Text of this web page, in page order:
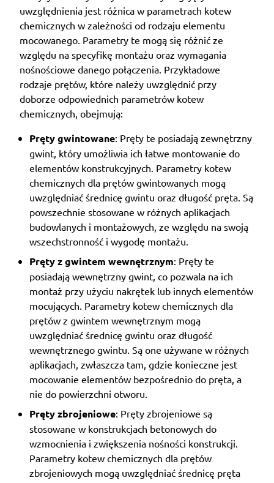
uwzględnienia jest różnica w parametrach kotew
chemicznych w zależności od rodzaju elementu
mocowanego. Parametry te mogą się różnić ze
względu na specyfikę montażu oraz wymagania
nośnościowe danego połączenia. Przykładowe
rodzaje prętów, które należy uwzględnić przy
doborze odpowiednich parametrów kotew
chemicznych, obejmują:
Pręty gwintowane: Pręty te posiadają zewnętrzny
gwint, który umożliwia ich łatwe montowanie do
elementów konstrukcyjnych. Parametry kotew
chemicznych dla prętów gwintowanych mogą
uwzględniać średnicę gwintu oraz długość pręta. Są
powszechnie stosowane w różnych aplikacjach
budowlanych i montażowych, ze względu na swoją
wszechstronność i wygodę montażu.
Pręty z gwintem wewnętrznym: Pręty te
posiadają wewnętrzny gwint, co pozwala na ich
montaż przy użyciu nakrętek lub innych elementów
mocujących. Parametry kotew chemicznych dla
prętów z gwintem wewnętrznym mogą
uwzględniać średnicę gwintu oraz długość
wewnętrznego gwintu. Są one używane w różnych
aplikacjach, zwłaszcza tam, gdzie konieczne jest
mocowanie elementów bezpośrednio do pręta, a
nie do powierzchni otworu.
Pręty zbrojeniowe: Pręty zbrojeniowe są
stosowane w konstrukcjach betonowych do
wzmocnienia i zwiększenia nośności konstrukcji.
Parametry kotew chemicznych dla prętów
zbrojeniowych mogą uwzględniać średnicę pręta